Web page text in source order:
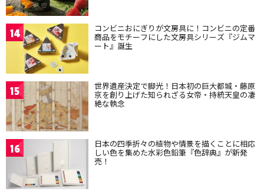
14 コンビニおにぎりが文房具に！コンビニの定番
商品をモチーフにした文房具シリーズ『ジムマ
ート』誕生
15 世界遺産決定で脚光！日本初の巨大都城・藤原
京を創り上げた知られざる女帝・持統天皇の凄
絶な執念
16 日本の四季折々の植物や情景を描くことに相応
しい色を集めた水彩色鉛筆『色辞典』が新発
売！